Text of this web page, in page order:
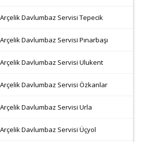
Arçelik Davlumbaz Servisi Tepecik
Arçelik Davlumbaz Servisi Pınarbaşı
Arçelik Davlumbaz Servisi Ulukent
Arçelik Davlumbaz Servisi Özkanlar
Arçelik Davlumbaz Servisi Urla
Arçelik Davlumbaz Servisi Üçyol